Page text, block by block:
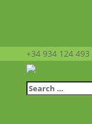
+34 934 124 493